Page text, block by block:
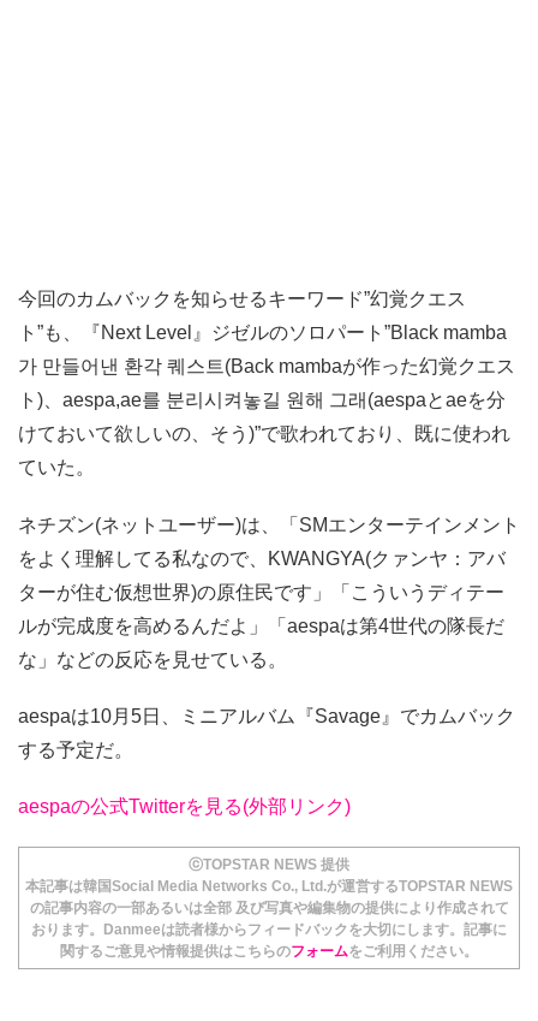
今回のカムバックを知らせるキーワード”幻覚クエス
ト”も、『Next Level』ジゼルのソロパート”Black mamba
가 만들어낸 환각 퀘스트(Back mambaが作った幻覚クエス
ト)、aespa,ae를 분리시켜놓길 원해 그래(aespaとaeを分
けておいて欲しいの、そう)”で歌われており、既に使われ
ていた。
ネチズン(ネットユーザー)は、「SMエンターテインメント
をよく理解してる私なので、KWANGYA(クァンヤ：アバ
ターが住む仮想世界)の原住民です」「こういうディテー
ルが完成度を高めるんだよ」「aespaは第4世代の隊長だ
な」などの反応を見せている。
aespaは10月5日、ミニアルバム『Savage』でカムバック
する予定だ。
aespaの公式Twitterを見る(外部リンク)
ⓒTOPSTAR NEWS 提供
本記事は韓国Social Media Networks Co., Ltd.が運営するTOPSTAR NEWS
の記事内容の一部あるいは全部 及び写真や編集物の提供により作成されて
おります。Danmeeは読者様からフィードバックを大切にします。記事に
関するご意見や情報提供はこちらのフォームをご利用ください。